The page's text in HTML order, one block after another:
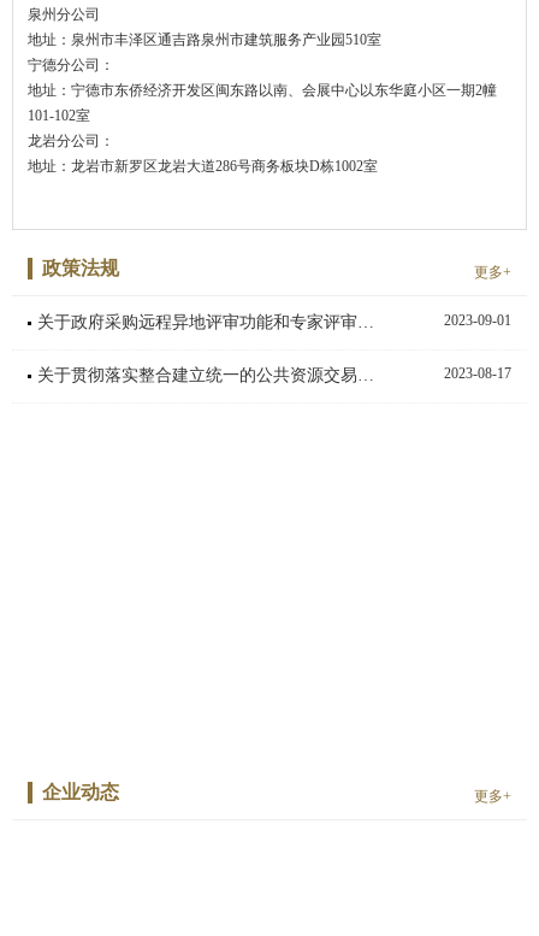
泉州分公司
地址：泉州市丰泽区通吉路泉州市建筑服务产业园510室
宁德分公司：
地址：宁德市东侨经济开发区闽东路以南、会展中心以东华庭小区一期2幢
101-102室
龙岩分公司：
地址：龙岩市新罗区龙岩大道286号商务板块D栋1002室
政策法规 更多+
关于政府采购远程异地评审功能和专家评审费用线上支付功能上线试运行的通知 2023-09-01
关于贯彻落实整合建立统一的公共资源交易平台工作方案有关问题的通知 2023-08-17
企业动态 更多+